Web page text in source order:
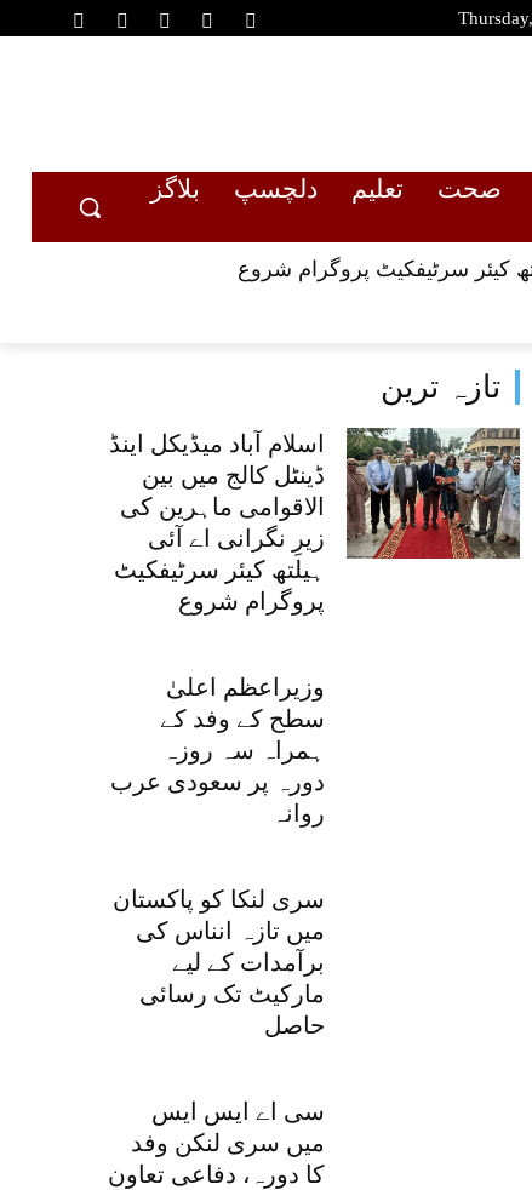
صحت تعلیم دلچسپ
بلاگز
کیئر سرٹیفکیٹ پروگرام شروع
تازہ ترین
اسلام آباد میڈیکل اینڈ
ڈینٹل کالج میں بین
الاقوامی ماہرین کی
زیرِ نگرانی اے آئی
ہیلتھ کیئر سرٹیفکیٹ
پروگرام شروع
وزیراعظم اعلیٰ
سطح کے وفد کے
ہمراہ سہ روزہ
دورہ پر سعودی عرب
روانہ
سری لنکا کو پاکستان
میں تازہ انناس کی
برآمدات کے لیے
مارکیٹ تک رسائی
حاصل
سی اے ایس ایس
میں سری لنکن وفد
کا دورہ، دفاعی تعاون